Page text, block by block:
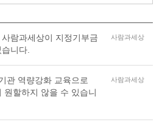
람과세상이 지정기부금
니다.
사람과세상
관 역량강화 교육으로
원할하지 않을 수 있습니
사람과세상